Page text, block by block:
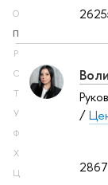
О
П
Р
С
Т
У
Ф
Х
Ц
/